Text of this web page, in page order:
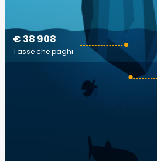
€ 38 908
Tasse che paghi